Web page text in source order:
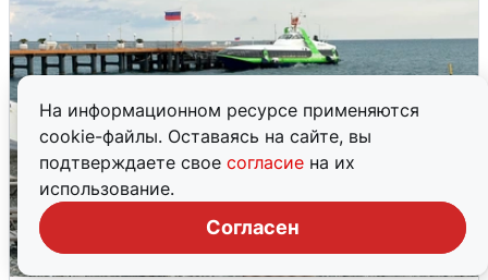
На информационном ресурсе применяются
cookie-файлы. Оставаясь на сайте, вы
подтверждаете свое согласие на их
использование.
Согласен